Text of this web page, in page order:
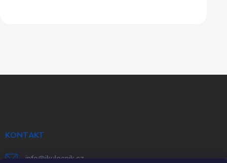
KONTAKT
info@ikulecnik.cz